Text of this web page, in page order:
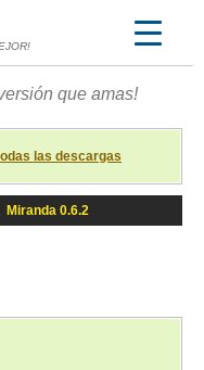
que amas!
las descargas
Miranda 0.6.2